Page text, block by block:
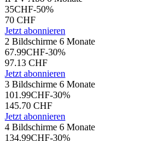
35CHF-50%
70 CHF
Jetzt abonnieren
2 Bildschirme 6 Monate
67.99CHF-30%
97.13 CHF
Jetzt abonnieren
3 Bildschirme 6 Monate
101.99CHF-30%
145.70 CHF
Jetzt abonnieren
4 Bildschirme 6 Monate
134.99CHF-30%